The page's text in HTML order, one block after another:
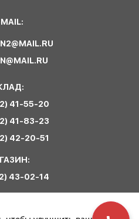
41-55-20
41-83-23
42-20-51
43-02-14
связь